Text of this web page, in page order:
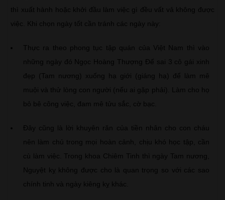
thì xuất hành hoặc khởi đầu làm việc gì đều vất vả không được
việc. Khi chọn ngày tốt cần tránh các ngày này:
Thực ra theo phong tục tập quán của Việt Nam thì vào
những ngày đó Ngọc Hoàng Thượng Đế sai 3 cô gái xinh
đẹp (Tam nương) xuống hạ giới (giáng hạ) để làm mê
muội và thử lòng con người (nếu ai gặp phải). Làm cho họ
bỏ bê công việc, đam mê tửu sắc, cờ bạc.
Đây cũng là lời khuyên răn của tiền nhân cho con cháu
nên làm chủ trong mọi hoàn cảnh, chịu khó học tập, cần
cù làm việc. Trong khoa Chiêm Tinh thì ngày Tam nương,
Nguyệt kỵ không được cho là quan trọng so với các sao
chính tinh và ngày kiêng kỵ khác.